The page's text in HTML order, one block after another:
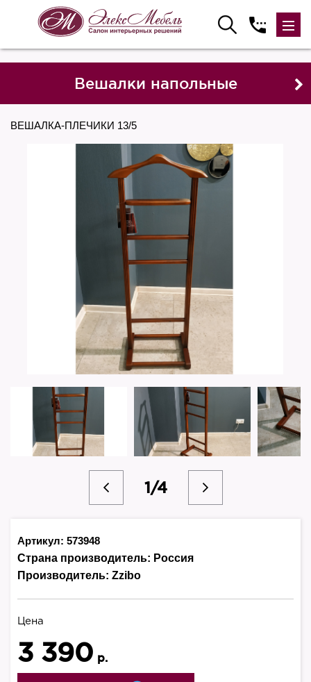
Вешалки напольные
ВЕШАЛКА-ПЛЕЧИКИ 13/5
1/4
Артикул: 573948
Страна производитель: Россия
Производитель: Zzibo
Цена
3 390 р.